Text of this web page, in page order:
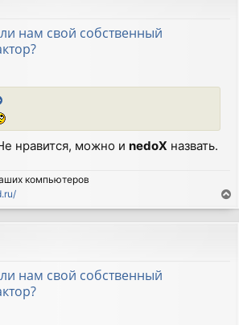
нам свой собственный
нравится, можно и nedoX назвать.
компьютеров
o
p
нам свой собственный